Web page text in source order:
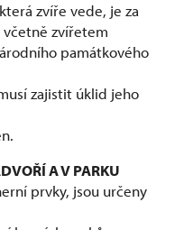
zvíře vede, je za
zvířetem
památkového
zajistit úklid jeho
A V PARKU
prvky, jsou určeny